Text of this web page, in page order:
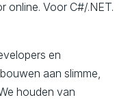
online. Voor C#/.NET.
en
aan slimme,
houden van